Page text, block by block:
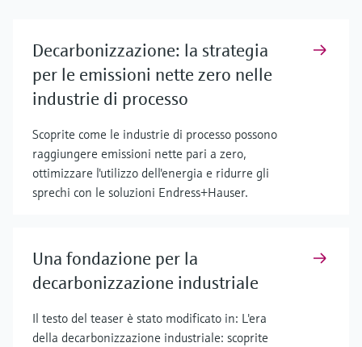
Decarbonizzazione: la strategia
per le emissioni nette zero nelle
industrie di processo
Scoprite come le industrie di processo possono
raggiungere emissioni nette pari a zero,
ottimizzare l'utilizzo dell'energia e ridurre gli
sprechi con le soluzioni Endress+Hauser.
Una fondazione per la
decarbonizzazione industriale
Il testo del teaser è stato modificato in: L'era
della decarbonizzazione industriale: scoprite